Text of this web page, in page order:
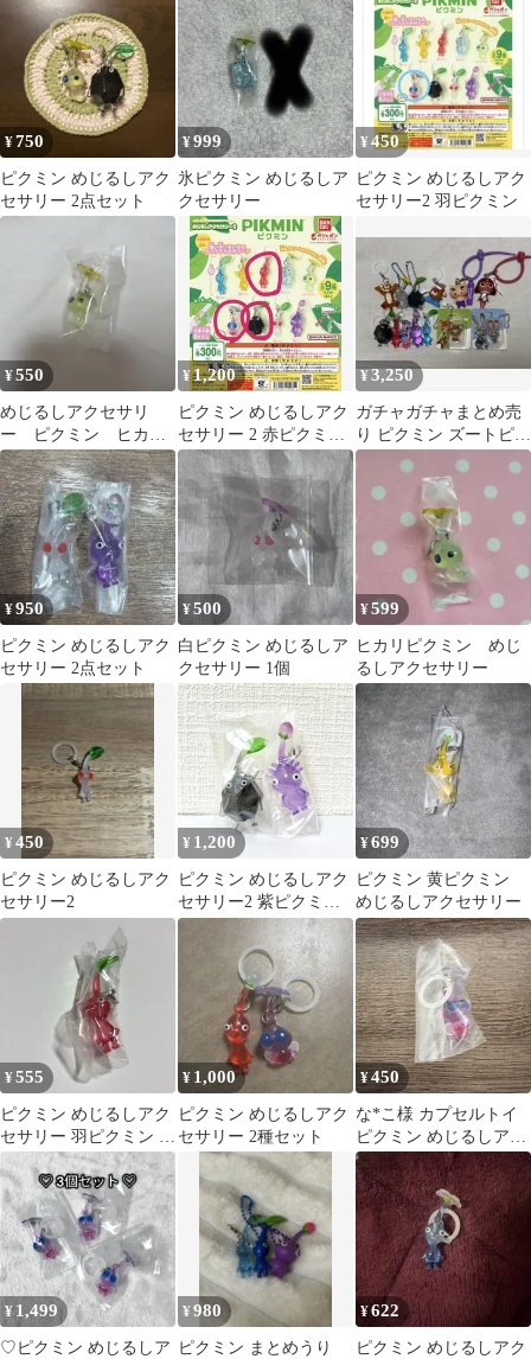
ート ガチャガチャ
¥750
ピクミン めじるしアク
セサリー 2点セット
¥999
氷ピクミン めじるしア
クセサリー
¥ 450
ピクミン めじるしアク
セサリー2 羽ピクミン
¥550
めじるしアクセサリ
ー ピクミン ヒカリ
ピクミン
¥1,200
ピクミン めじるしアク
セサリー 2 赤ピクミン
羽ピクミン 岩ピクミン
¥3,250
ガチャガチャまとめ売
り ピクミン ズートピア
等 マスコット
¥950
ピクミン めじるしアク
セサリー 2点セット
¥500
白ピクミン めじるしア
クセサリー 1個
¥599
ヒカリピクミン めじ
るしアクセサリー
¥450
ピクミン めじるしアク
セサリー2
¥ 1,200
ピクミン めじるしアク
セサリー2 紫ピクミン
岩ピクミン ガチャ
¥699
ピクミン 黄ピクミン
めじるしアクセサリー
¥555
ピクミン めじるしアク
セサリー 羽ピクミン ガ
チャ
¥ 1,000
ピクミン めじるしアク
セサリー 2種セット
¥450
な*こ様 カプセルトイ
ピクミン めじるしアク
セサリー
¥1,499
♡ピクミン めじるしア
¥980
ピクミン まとめうり
¥622
ピクミン めじるしアク